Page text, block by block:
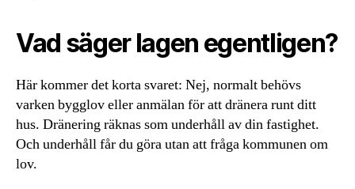
Vad säger lagen egentligen?
Här kommer det korta svaret: Nej, normalt behövs
varken bygglov eller anmälan för att dränera runt ditt
hus. Dränering räknas som underhåll av din fastighet.
Och underhåll får du göra utan att fråga kommunen om
lov.